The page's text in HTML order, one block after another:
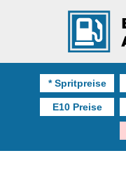
* Spritpreise
E10 Preise